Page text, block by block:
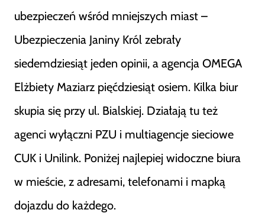
ubezpieczeń wśród mniejszych miast –
Ubezpieczenia Janiny Król zebrały
siedemdziesiąt jeden opinii, a agencja OMEGA
Elżbiety Maziarz pięćdziesiąt osiem. Kilka biur
skupia się przy ul. Bialskiej. Działają tu też
agenci wyłączni PZU i multiagencje sieciowe
CUK i Unilink. Poniżej najlepiej widoczne biura
w mieście, z adresami, telefonami i mapką
dojazdu do każdego.